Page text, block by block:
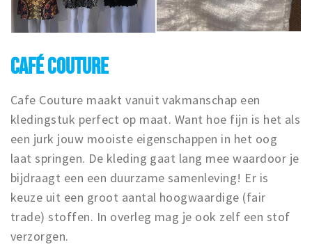
CAFÉ COUTURE
Cafe Couture maakt vanuit vakmanschap een
kledingstuk perfect op maat. Want hoe fijn is het als
een jurk jouw mooiste eigenschappen in het oog
laat springen. De kleding gaat lang mee waardoor je
bijdraagt een een duurzame samenleving! Er is
keuze uit een groot aantal hoogwaardige (fair
trade) stoffen. In overleg mag je ook zelf een stof
verzorgen.